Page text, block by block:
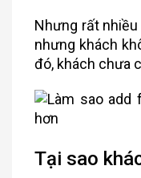
Nhưng rất
nhưng khách
đó, khách chưa
Tại sao